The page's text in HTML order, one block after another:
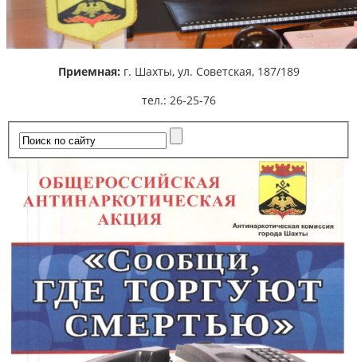
Приемная: г. Шахты, ул. Советская, 187/189
тел.: 26-25-76